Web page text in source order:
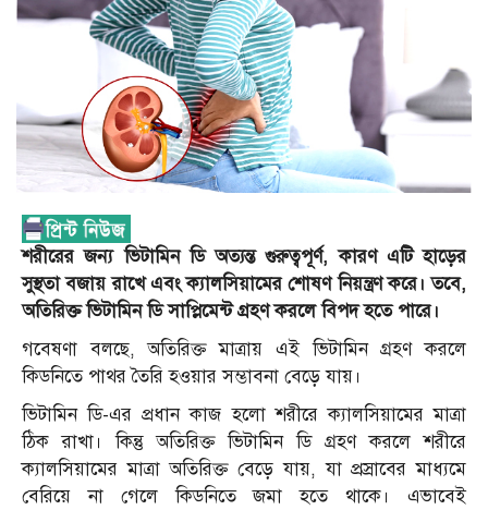
শরীরের জন্য ভিটামিন ডি অত্যন্ত গুরুত্বপূর্ণ, কারণ এটি হাড়ের
সুস্থতা বজায় রাখে এবং ক্যালসিয়ামের শোষণ নিয়ন্ত্রণ করে। তবে,
অতিরিক্ত ভিটামিন ডি সাপ্লিমেন্ট গ্রহণ করলে বিপদ হতে পারে।
গবেষণা বলছে, অতিরিক্ত মাত্রায় এই ভিটামিন গ্রহণ করলে
কিডনিতে পাথর তৈরি হওয়ার সম্ভাবনা বেড়ে যায়।
ভিটামিন ডি-এর প্রধান কাজ হলো শরীরে ক্যালসিয়ামের মাত্রা
ঠিক রাখা। কিন্তু অতিরিক্ত ভিটামিন ডি গ্রহণ করলে শরীরে
ক্যালসিয়ামের মাত্রা অতিরিক্ত বেড়ে যায়, যা প্রস্রাবের মাধ্যমে
বেরিয়ে না গেলে কিডনিতে জমা হতে থাকে। এভাবেই